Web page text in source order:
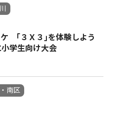
ケ ｢３Ｘ３｣を体験しよう
学生向け大会
南区